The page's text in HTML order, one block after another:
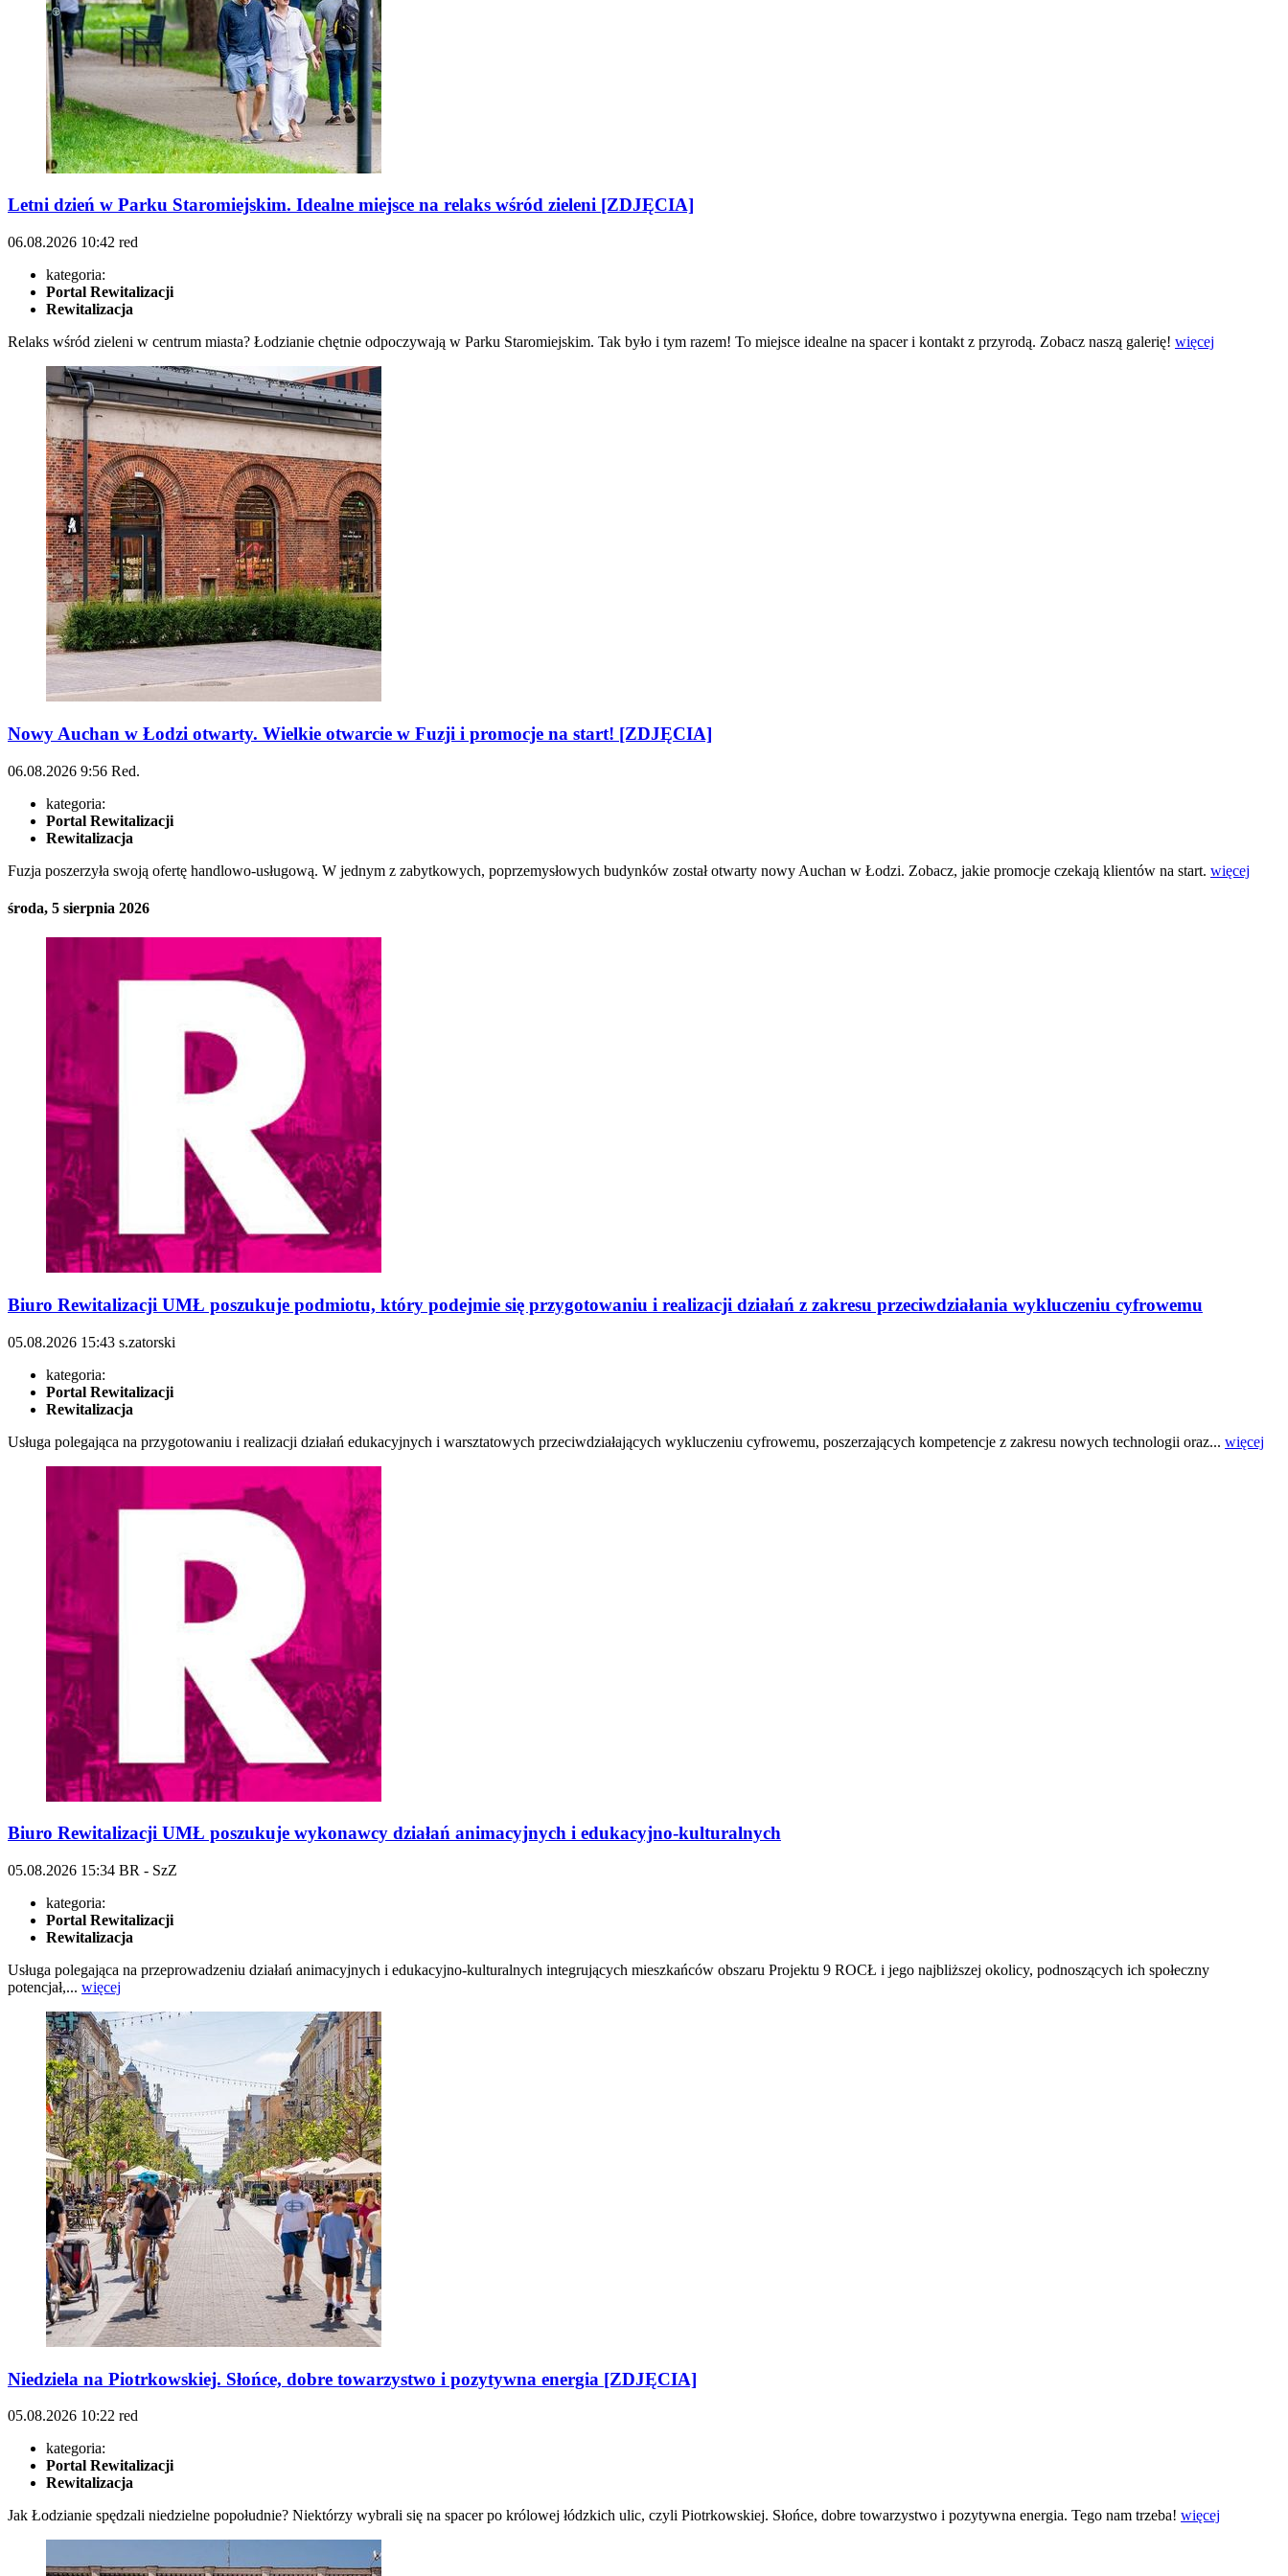
Letni dzień w Parku Staromiejskim. Idealne miejsce na relaks wśród zieleni [ZDJĘCIA]
06.08.2026 10:42 red
kategoria:
Portal Rewitalizacji
Rewitalizacja
Relaks wśród zieleni w centrum miasta? Łodzianie chętnie odpoczywają w Parku Staromiejskim. Tak było i tym razem! To miejsce idealne na spacer i kontakt z przyrodą. Zobacz naszą galerię! więcej
Nowy Auchan w Łodzi otwarty. Wielkie otwarcie w Fuzji i promocje na start! [ZDJĘCIA]
06.08.2026 9:56 Red.
kategoria:
Portal Rewitalizacji
Rewitalizacja
Fuzja poszerzyła swoją ofertę handlowo-usługową. W jednym z zabytkowych, poprzemysłowych budynków został otwarty nowy Auchan w Łodzi. Zobacz, jakie promocje czekają klientów na start. więcej
środa, 5 sierpnia 2026
Biuro Rewitalizacji UMŁ poszukuje podmiotu, który podejmie się przygotowaniu i realizacji działań z zakresu przeciwdziałania wykluczeniu cyfrowemu
05.08.2026 15:43 s.zatorski
kategoria:
Portal Rewitalizacji
Rewitalizacja
Usługa polegająca na przygotowaniu i realizacji działań edukacyjnych i warsztatowych przeciwdziałających wykluczeniu cyfrowemu, poszerzających kompetencje z zakresu nowych technologii oraz... więcej
Biuro Rewitalizacji UMŁ poszukuje wykonawcy działań animacyjnych i edukacyjno-kulturalnych
05.08.2026 15:34 BR - SzZ
kategoria:
Portal Rewitalizacji
Rewitalizacja
Usługa polegająca na przeprowadzeniu działań animacyjnych i edukacyjno-kulturalnych integrujących mieszkańców obszaru Projektu 9 ROCŁ i jego najbliższej okolicy, podnoszących ich społeczny
potencjał,... więcej
Niedziela na Piotrkowskiej. Słońce, dobre towarzystwo i pozytywna energia [ZDJĘCIA]
05.08.2026 10:22 red
kategoria:
Portal Rewitalizacji
Rewitalizacja
Jak Łodzianie spędzali niedzielne popołudnie? Niektórzy wybrali się na spacer po królowej łódzkich ulic, czyli Piotrkowskiej. Słońce, dobre towarzystwo i pozytywna energia. Tego nam trzeba! więcej